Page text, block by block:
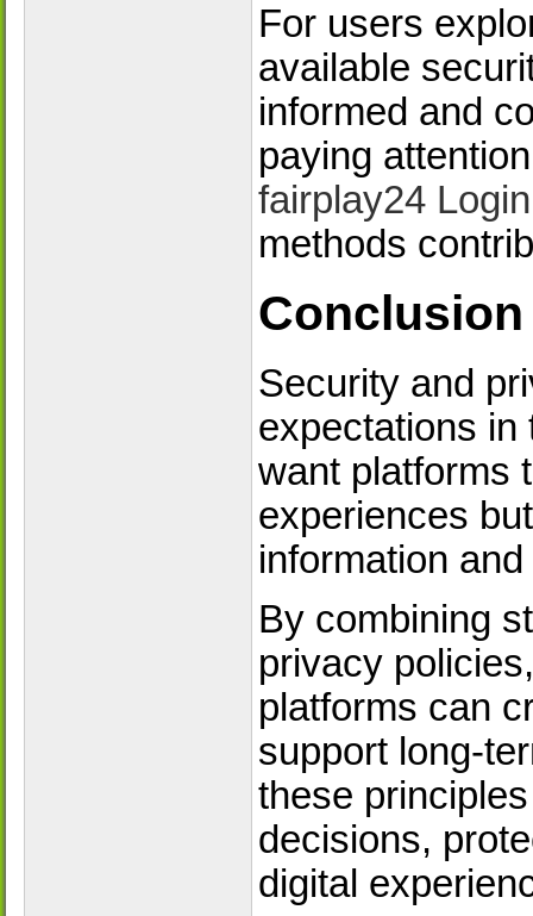
For users
available
informed and
paying
fairplay24 Login
methods
Conclusion
Security and
expectations in
want platforms
experiences
information
By combining
privacy
platforms can
support long-
these
decisions,
digital